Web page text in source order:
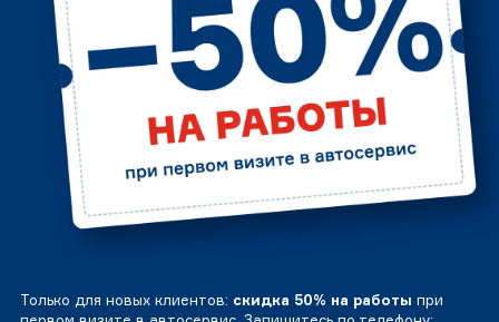
Только для новых клиентов: скидка 50% на работы при